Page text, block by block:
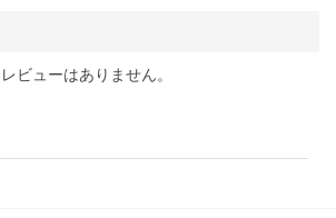
レビューはありません。